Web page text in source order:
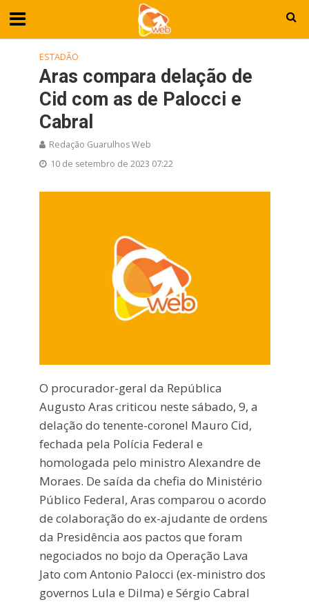
ESTADÃO
Aras compara delação de
Cid com as de Palocci e
Cabral
Redação Guarulhos Web
10 de setembro de 2023 07:22
O procurador-geral da República
Augusto Aras criticou neste sábado, 9, a
delação do tenente-coronel Mauro Cid,
fechada pela Polícia Federal e
homologada pelo ministro Alexandre de
Moraes. De saída da chefia do Ministério
Público Federal, Aras comparou o acordo
de colaboração do ex-ajudante de ordens
da Presidência aos pactos que foram
negociados no bojo da Operação Lava
Jato com Antonio Palocci (ex-ministro dos
governos Lula e Dilma) e Sérgio Cabral